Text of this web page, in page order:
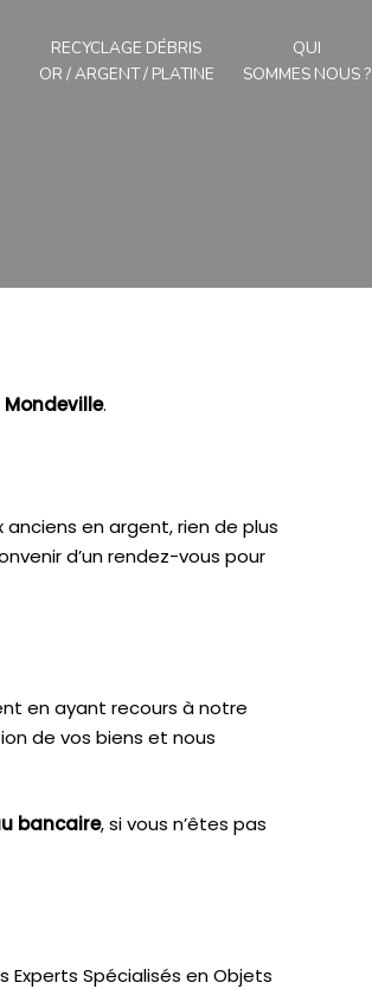
RECYCLAGE DÉBRIS
OR / ARGENT / PLATINE
QUI
SOMMES NOUS ?
Mondeville.
en argent, rien de plus
d’un rendez-vous pour
en ayant recours à notre
de vos biens et nous
bancaire, si vous n’êtes pas
Experts Spécialisés en Objets